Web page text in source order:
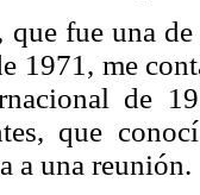
que fue una
1971, me
de
que
a una reunión.